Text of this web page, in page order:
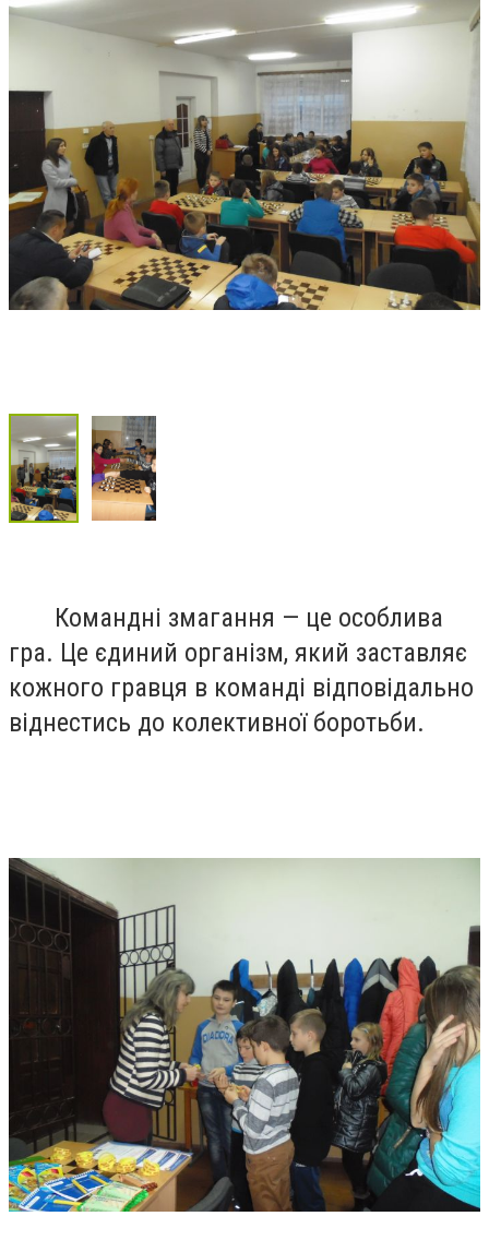
Командні змагання — це особлива
гра. Це єдиний організм, який заставляє
кожного гравця в команді відповідально
віднестись до колективної боротьби.